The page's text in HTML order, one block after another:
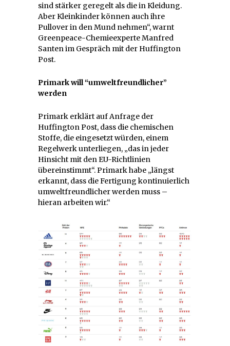
sind stärker geregelt als die in Kleidung.
Aber Kleinkinder können auch ihre
Pullover in den Mund nehmen“, warnt
Greenpeace-Chemieexperte Manfred
Santen im Gespräch mit der Huffington
Post.
Primark will “umweltfreundlicher”
werden
Primark erklärt auf Anfrage der
Huffington Post, dass die chemischen
Stoffe, die eingesetzt würden, einem
Regelwerk unterliegen, „das in jeder
Hinsicht mit den EU-Richtlinien
übereinstimmt“. Primark habe „längst
erkannt, dass die Fertigung kontinuierlich
umweltfreundlicher werden muss –
hieran arbeiten wir.“